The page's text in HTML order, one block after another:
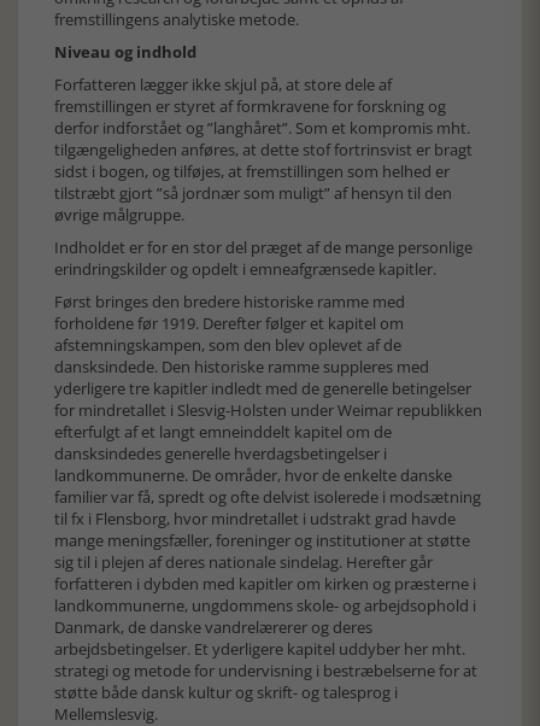
fremstillingens analytiske metode.
Niveau og indhold
Forfatteren lægger ikke skjul på, at store dele af
fremstillingen er styret af formkravene for forskning og
derfor indforstået og ”langhåret”. Som et kompromis mht.
tilgængeligheden anføres, at dette stof fortrinsvist er bragt
sidst i bogen, og tilføjes, at fremstillingen som helhed er
tilstræbt gjort ”så jordnær som muligt” af hensyn til den
øvrige målgruppe.
Indholdet er for en stor del præget af de mange personlige
erindringskilder og opdelt i emneafgrænsede kapitler.
Først bringes den bredere historiske ramme med
forholdene før 1919. Derefter følger et kapitel om
afstemningskampen, som den blev oplevet af de
dansksindede. Den historiske ramme suppleres med
yderligere tre kapitler indledt med de generelle betingelser
for mindretallet i Slesvig-Holsten under Weimar republikken
efterfulgt af et langt emneinddelt kapitel om de
dansksindedes generelle hverdagsbetingelser i
landkommunerne. De områder, hvor de enkelte danske
familier var få, spredt og ofte delvist isolerede i modsætning
til fx i Flensborg, hvor mindretallet i udstrakt grad havde
mange meningsfæller, foreninger og institutioner at støtte
sig til i plejen af deres nationale sindelag. Herefter går
forfatteren i dybden med kapitler om kirken og præsterne i
landkommunerne, ungdommens skole- og arbejdsophold i
Danmark, de danske vandrelærerer og deres
arbejdsbetingelser. Et yderligere kapitel uddyber her mht.
strategi og metode for undervisning i bestræbelserne for at
støtte både dansk kultur og skrift- og talesprog i
Mellemslesvig.